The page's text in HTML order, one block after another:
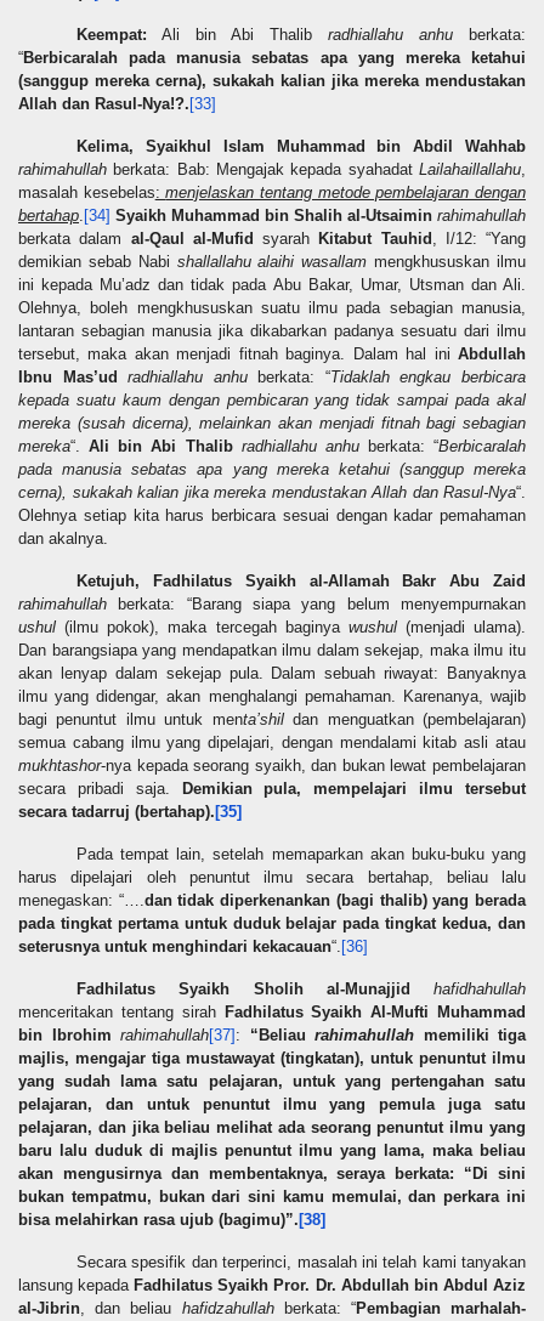
Keempat: Ali bin Abi Thalib radhiallahu anhu berkata:
“Berbicaralah pada manusia sebatas apa yang mereka ketahui
(sanggup mereka cerna), sukakah kalian jika mereka mendustakan
Allah dan Rasul-Nya!?. [33]
Kelima,
Syaikhul Islam Muhammad bin Abdil Wahhab
rahimahullah berkata: Bab: Mengajak kepada syahadat Lailahaillallahu,
masalah kesebelas:menjelaskan tentang metode pembelajaran dengan
bertahap. [34] Syaikh Muhammad bin Shalih al-Utsaimin rahimahullah
berkata dalam al-Qaul al-Mufid syarah Kitabut Tauhid , I/12: “Yang
demikian sebab Nabi shallallahu alaihi wasallam mengkhususkan ilmu
ini kepada Mu’adz dan tidak pada Abu Bakar, Umar, Utsman dan Ali.
Olehnya, boleh mengkhususkan suatu ilmu pada sebagian manusia,
lantaran sebagian manusia jika dikabarkan padanya sesuatu dari ilmu
tersebut, maka akan menjadi fitnah baginya. Dalam hal ini Abdullah
Ibnu Mas’ud
radhiallahu anhuberkata: “Tidaklah engkau berbicara
kepada suatu kaum dengan pembicaran yang tidak sampai pada akal
mereka (susah dicerna), melainkan akan menjadi fitnah bagi sebagian
mereka“.Ali bin Abi Thalib radhiallahu anhuberkata: “Berbicaralah
pada manusia sebatas apa yang mereka ketahui (sanggup mereka
cerna), sukakah kalian jika mereka mendustakan Allah dan Rasul-Nya“.
Olehnya setiap kita harus berbicara sesuai dengan kadar pemahaman
dan akalnya.
Ketujuh,
Fadhilatus Syaikh al-Allamah Bakr Abu Zaid
rahimahullah berkata: “Barang siapa yang belum menyempurnakan
ushul (ilmu pokok), maka tercegah baginya wushul(menjadi ulama).
Dan barangsiapa yang mendapatkan ilmu dalam sekejap, maka ilmu itu
akan lenyap dalam sekejap pula. Dalam sebuah riwayat: Banyaknya
ilmu yang didengar, akan menghalangi pemahaman. Karenanya, wajib
bagi penuntut ilmu untuk menta’shildan menguatkan (pembelajaran)
semua cabang ilmu yang dipelajari, dengan mendalami kitab asli atau
mukhtashor-nya kepada seorang syaikh, dan bukan lewat pembelajaran
secara pribadi saja.
Demikian pula, mempelajari ilmu tersebut
secara tadarruj (bertahap). [35]
Pada tempat lain, setelah memaparkan akan buku-buku yang
harus dipelajari oleh penuntut ilmu
secara bertahap, beliau lalu
menegaskan: “….dan tidak diperkenankan (bagi thalib) yang berada
pada tingkat pertama untuk duduk belajar pada tingkat kedua, dan
seterusnya untuk menghindari kekacauan“. [36]
Fadhilatus Syaikh Sholih al-Munajjid
hafidhahullah
menceritakan tentang sirah Fadhilatus SyaikhAl-Mufti
Muhammad
bin Ibrohim rahimahullah[37] : “Beliau rahimahullah memiliki tiga
majlis, mengajar tiga mustawayat (tingkatan), untuk penuntut ilmu
yang sudah lama satu pelajaran, untuk yang pertengahan satu
pelajaran, dan untuk penuntut ilmu yang pemula juga satu
pelajaran, dan jika beliau melihat ada seorang penuntut ilmu yang
baru lalu duduk di majlis penuntut ilmu yang lama, maka beliau
akan mengusirnya dan membentaknya, seraya berkata: “Di
sini
bukan tempatmu, bukan dari sini kamu memulai, dan perkara ini
bisa melahirkan rasa ujub (bagimu)”. [38]
Secara spesifik dan terperinci, masalah ini telah kami tanyakan
lansung kepada Fadhilatus Syaikh Pror. Dr. Abdullah bin Abdul Aziz
al-Jibrin, dan beliau hafidzahullahberkata: “Pembagian marhalah-